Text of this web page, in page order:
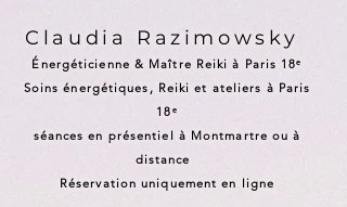
Claudia Razimowsky
Énergéticienne & Maître Reiki à Paris 18ᵉ
Soins énergétiques, Reiki et ateliers à Paris
18ᵉ
séances en présentiel à Montmartre ou à
distance
Réservation uniquement en ligne